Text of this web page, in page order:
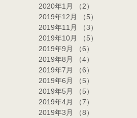
2020年1月
（2）
2019年12月
（5）
2019年11月
（3）
2019年10月
（5）
2019年9月
（6）
2019年8月
（4）
2019年7月
（6）
2019年6月
（5）
2019年5月
（5）
2019年4月
（7）
2019年3月
（8）